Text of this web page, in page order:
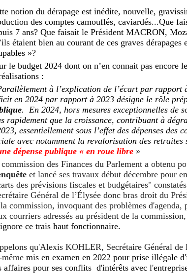
notion du dérapage est inédite, nouvelle,
des comptes camouflés, caviardés...Que
7 ans? Que faisait le Président MACRON,
étaient bien au courant de ces graves
»?
le budget 2024 dont on n’en connait pas encore
:
à l’explication de l’écart par
en 2024 par rapport à 2023 désigne le rôle
. En 2024, hors mesures exceptionnelles de
rapidement que la croissance, contribuant à
essentiellement sous l’effet des dépenses des
avec notamment la revalorisation des
dépense publique « en roue libre »
des Finances du Parlement a obtenu
et lancé ses travaux début décembre pour
des prévisions fiscales et budgétaires"
Général de l’Élysée donc bras droit du
commission, invoquant des problèmes
courriers adressés au président de la
ce trais haut fonctionnaire.
qu'Alexis KOHLER, Secrétaire Général
mis en examen en 2022 pour prise illégale
affaires pour ses conflits d'intérêts avec